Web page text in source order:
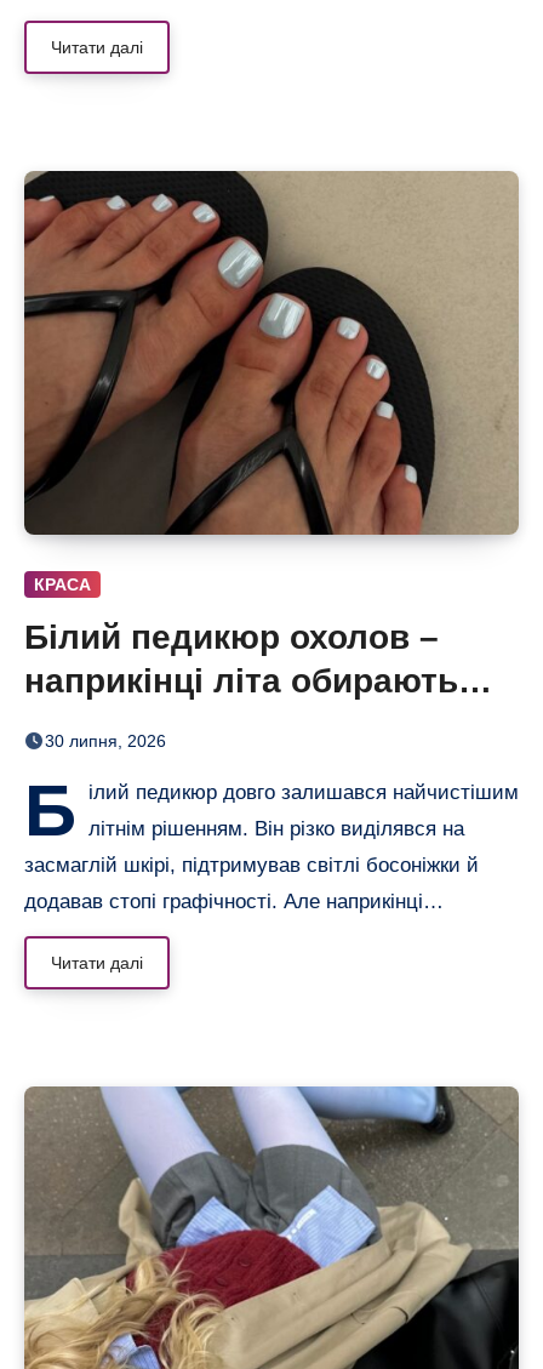
Читати далі
КРАСА
Білий педикюр охолов –
наприкінці літа обирають
сіро-блакитний
30 липня, 2026
Б
ілий педикюр довго залишався найчистішим
літнім рішенням. Він різко виділявся на
засмаглій шкірі, підтримував світлі босоніжки й
додавав стопі графічності. Але наприкінці…
Читати далі